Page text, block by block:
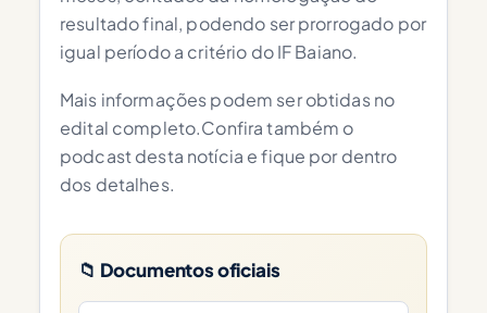
resultado final, podendo ser prorrogado por
igual período a critério do IF Baiano.
Mais informações podem ser obtidas no
edital completo.Confira também o
podcast desta notícia e fique por dentro
dos detalhes.
📁 Documentos oficiais